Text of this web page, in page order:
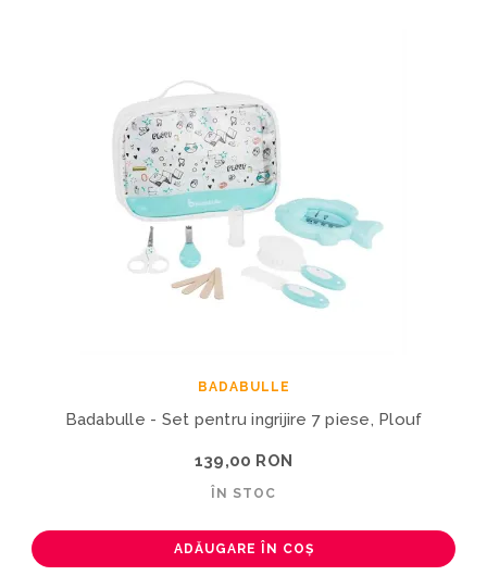
BADABULLE
Badabulle - Set pentru ingrijire 7 piese, Plouf
139,00 RON
ÎN STOC
ADĂUGARE ÎN COȘ